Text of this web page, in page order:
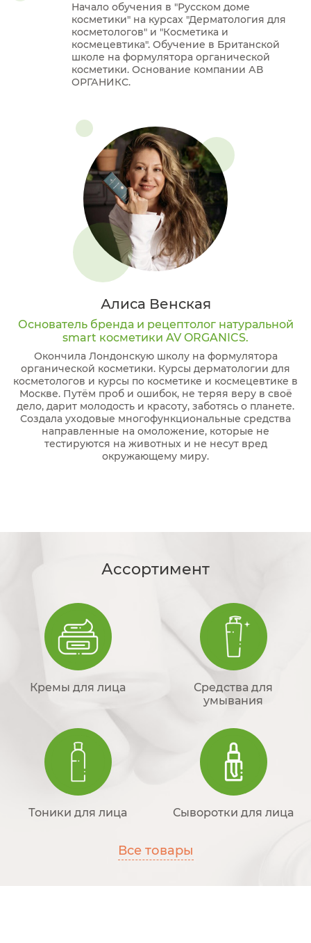
Начало обучения в "Русском доме
косметики" на курсах "Дерматология для
косметологов" и "Косметика и
космецевтика". Обучение в Британской
школе на формулятора органической
косметики. Основание компании АВ
ОРГАНИКС.
Алиса Венская
Основатель бренда и рецептолог натуральной
smart косметики AV ORGANICS.
Окончила Лондонскую школу на формулятора
органической косметики. Курсы дерматологии для
косметологов и курсы по косметике и космецевтике в
Москве. Путём проб и ошибок, не теряя веру в своё
дело, дарит молодость и красоту, заботясь о планете.
Создала уходовые многофункциональные средства
направленные на омоложение, которые не
тестируются на животных и не несут вред
окружающему миру.
Ассортимент
Кремы для лица
Средства для
умывания
Тоники для лица Сыворотки для лица
Все товары